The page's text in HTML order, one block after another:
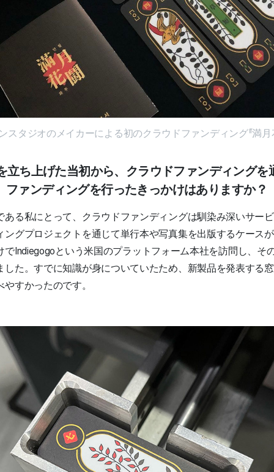
スタジオのメイカーによる初のクラウドファンディング『満月
立ち上げた当初から、クラウドファンディングを
ファンディングを行ったきっかけはありますか？
ある私にとって、クラウドファンディングは馴染み深いサー
ングプロジェクトを通じて単行本や写真集を出版するケース
でIndiegogoという米国のプラットフォーム本社を訪問し、そ
した。すでに知識が身についていたため、新製品を発表する
すかったのです。